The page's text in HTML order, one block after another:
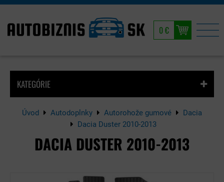
0 €
Úvod Autodoplnky Autorohože gumové
Dacia
Dacia Duster 2010-2013
DACIA DUSTER 2010-2013
KATEGÓRIE